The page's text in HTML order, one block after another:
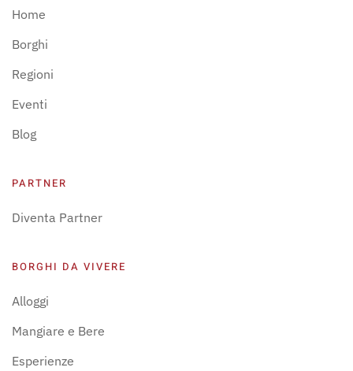
Home
Borghi
Regioni
Eventi
Blog
PARTNER
Diventa Partner
BORGHI DA VIVERE
Alloggi
Mangiare e Bere
Esperienze